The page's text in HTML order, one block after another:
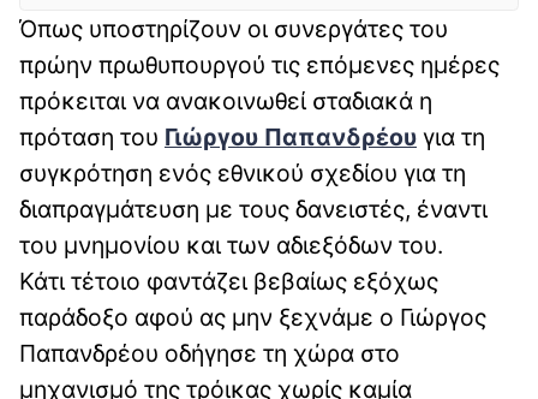
Όπως υποστηρίζουν οι συνεργάτες του
πρώην πρωθυπουργού τις επόμενες ημέρες
πρόκειται να ανακοινωθεί σταδιακά η
πρόταση του Γιώργου Παπανδρέου για τη
συγκρότηση ενός εθνικού σχεδίου για τη
διαπραγμάτευση με τους δανειστές, έναντι
του μνημονίου και των αδιεξόδων του.
Κάτι τέτοιο φαντάζει βεβαίως εξόχως
παράδοξο αφού ας μην ξεχνάμε ο Γιώργος
Παπανδρέου οδήγησε τη χώρα στο
μηχανισμό της τρόικας χωρίς καμία